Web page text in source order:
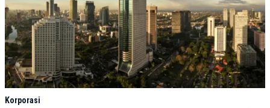
Korporasi